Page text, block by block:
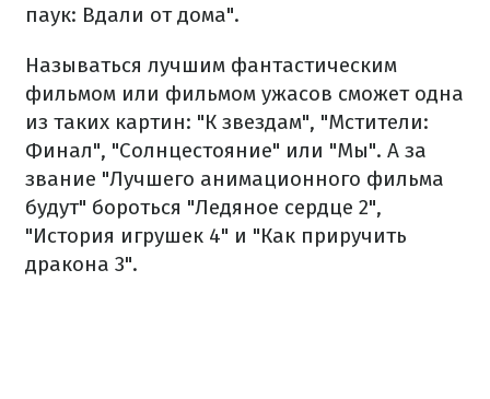
паук: Вдали от дома".
Называться лучшим фантастическим
фильмом или фильмом ужасов сможет одна
из таких картин: "К звездам", "Мстители:
Финал", "Солнцестояние" или "Мы". А за
звание "Лучшего анимационного фильма
будут" бороться "Ледяное сердце 2",
"История игрушек 4" и "Как приручить
дракона 3".